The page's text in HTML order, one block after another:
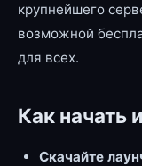
крупнейшего
возможной
для всех.
Как начать
Скачайте